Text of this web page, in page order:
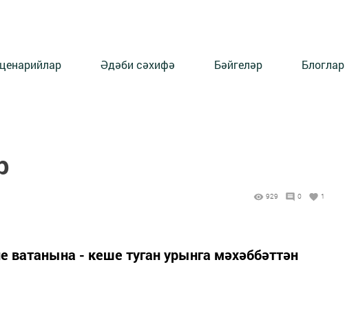
Әдәби сәхифә Бәйгеләр Блоглар
929 0 1
ватанына - кеше туган урынга мәхәббәттән